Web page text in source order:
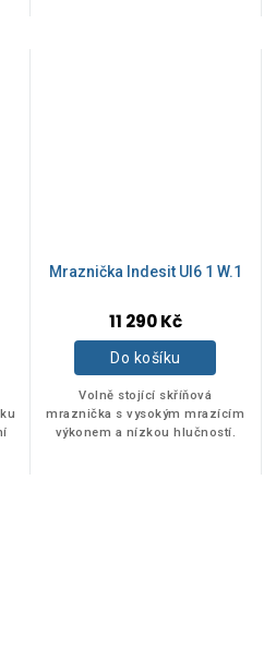
Mraznička Indesit UI6 1 W.1
11 290 Kč
Do košíku
Volně stojící skříňová
mraznička s vysokým mrazícím
výkonem a nízkou hlučností.